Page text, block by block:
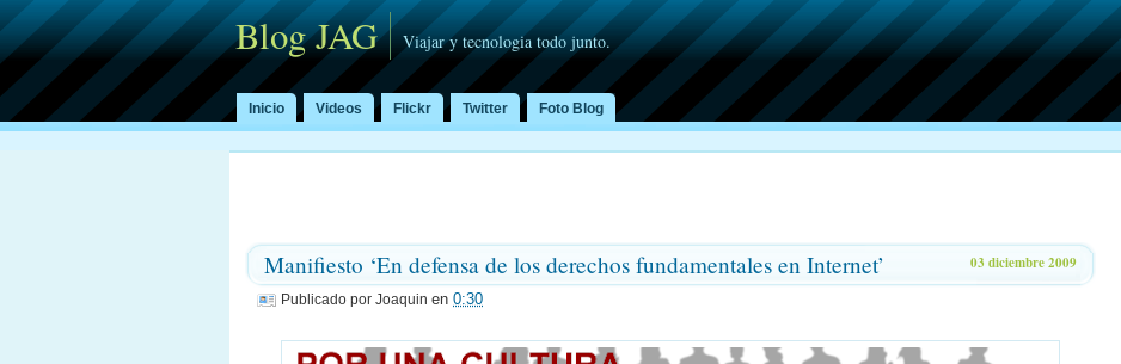
Blog JAG Viajar y tecnologia todo junto.
Inicio Videos Flickr Twitter Foto Blog
03 diciembre 2009
Manifiesto ‘En defensa de los derechos fundamentales en Internet’
Publicado por Joaquin en 0:30